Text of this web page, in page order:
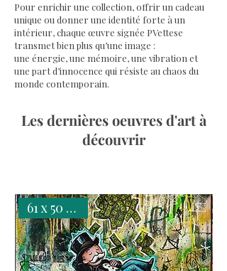
Pour enrichir une collection, offrir un cadeau
unique ou donner une identité forte à un
intérieur, chaque œuvre signée PVettese
transmet bien plus qu’une image :
une énergie, une mémoire, une vibration et
une part d’innocence qui résiste au chaos du
monde contemporain.
Les dernières oeuvres d'art à
découvrir
61 x 50 x 2 cm